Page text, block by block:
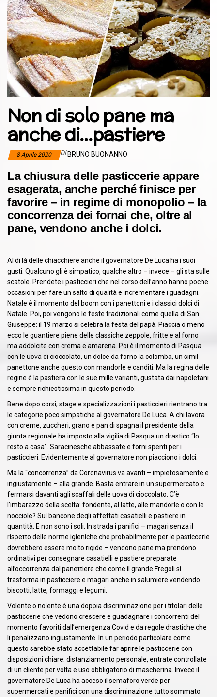
Non di solo pane ma
anche di…pastiere
8 Aprile 2020 Di BRUNO BUONANNO
La chiusura delle pasticcerie appare
esagerata, anche perché finisce per
favorire – in regime di monopolio – la
concorrenza dei fornai che, oltre al
pane, vendono anche i dolci.
Al di là delle chiacchiere anche il governatore De Luca ha i suoi
gusti. Qualcuno gli è simpatico, qualche altro – invece – gli sta sulle
scatole. Prendete i pasticcieri che nel corso dell’anno hanno poche
occasioni per fare un salto di qualità e incrementare i guadagni.
Natale è il momento del boom con i panettoni e i classici dolci di
Natale. Poi, poi vengono le feste tradizionali come quella di San
Giuseppe: il 19 marzo si celebra la festa del papà. Piaccia o meno
ecco le guantiere piene delle classiche zeppole, fritte e al forno
ma addolcite con crema e amarena. Poi è il momento di Pasqua
con le uova di cioccolato, un dolce da forno la colomba, un simil
panettone anche questo con mandorle e canditi. Ma la regina delle
regine è la pastiera con le sue mille varianti, gustata dai napoletani
e sempre richiestissima in questo periodo.
Bene dopo corsi, stage e specializzazioni i pasticcieri rientrano tra
le categorie poco simpatiche al governatore De Luca. A chi lavora
con creme, zuccheri, grano e pan di spagna il presidente della
giunta regionale ha imposto alla vigilia di Pasqua un drastico “Io
resto a casa”. Saracinesche abbassate e forni spenti per i
pasticcieri. Evidentemente al governatore non piacciono i dolci.
Ma la “concorrenza” da Coronavirus va avanti – impietosamente e
ingiustamente – alla grande. Basta entrare in un supermercato e
fermarsi davanti agli scaffali delle uova di cioccolato. C’è
l’imbarazzo della scelta: fondente, al latte, alle mandorle o con le
nocciole? Sul bancone degli affettati casatielli e pastiere in
quantità. E non sono i soli. In strada i panifici – magari senza il
rispetto delle norme igieniche che probabilmente per le pasticcerie
dovrebbero essere molto rigide – vendono pane ma prendono
ordinativi per consegnare casatielli e pastiere preparate
all’occorrenza dal panettiere che come il grande Fregoli si
trasforma in pasticciere e magari anche in salumiere vendendo
biscotti, latte, formaggi e legumi.
Volente o nolente è una doppia discriminazione per i titolari delle
pasticcerie che vedono crescere e guadagnare i concorrenti del
momento favoriti dall’emergenza Covid e da regole drastiche che
li penalizzano ingiustamente. In un periodo particolare come
questo sarebbe stato accettabile far aprire le pasticcerie con
disposizioni chiare: distanziamento personale, entrate controllate
di un cliente per volta e uso obbligatorio di mascherina. Invece il
governatore De Luca ha acceso il semaforo verde per
supermercati e panifici con una discriminazione tutto sommato